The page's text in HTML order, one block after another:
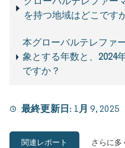
を持つ地域はどこです
本グローバルテレファ
象とする年数と、2024
ですか？
最終更新日: 1月 9, 2025
関連レポート さらに多